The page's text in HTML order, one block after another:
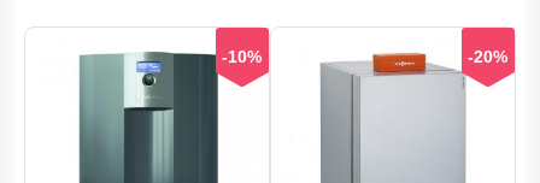
-10% -20%